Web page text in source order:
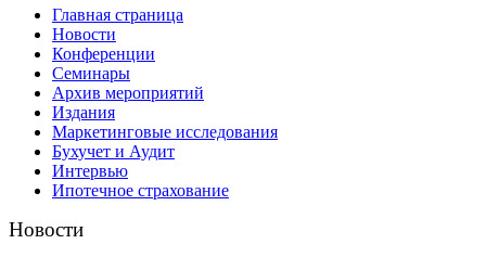
Главная страница
Новости
Конференции
Семинары
Архив мероприятий
Издания
Маркетинговые исследования
Бухучет и Аудит
Интервью
Ипотечное страхование
Новости